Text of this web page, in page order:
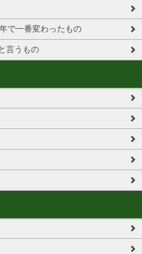
で一番変わったもの
言うもの